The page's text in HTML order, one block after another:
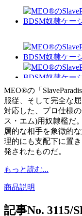
MEO®の「
服従、そして完全な
対応した、プロ仕様
ス・エム)用奴隷檻だ
属的な相手を象徴的
理的にも支配下に置
発されたものだ。
もっと読む...
商品説明
記事No. 3115/